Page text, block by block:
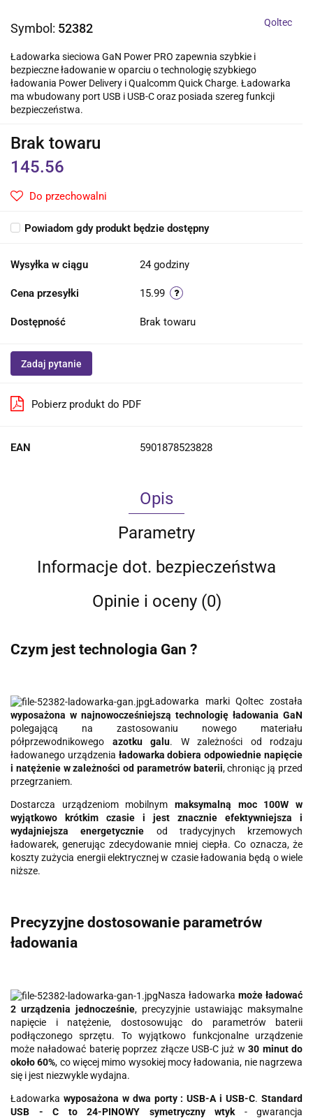
Symbol: 52382 Qoltec
Ładowarka sieciowa GaN Power PRO zapewnia szybkie i
bezpieczne ładowanie w oparciu o technologię szybkiego
ładowania Power Delivery i Qualcomm Quick Charge. Ładowarka
ma wbudowany port USB i USB-C oraz posiada szereg funkcji
bezpieczeństwa.
Brak towaru
145.56
Do przechowalni
Powiadom gdy produkt będzie dostępny
Wysyłka w ciągu 24 godziny
Cena przesyłki 15.99
Dostępność Brak towaru
Zadaj pytanie
Pobierz produkt do PDF
EAN 5901878523828
Opis
Parametry
Informacje dot. bezpieczeństwa
Opinie i oceny (0)
Czym jest technologia Gan ?
Ładowarka marki Qoltec została
wyposażona w najnowocześniejszą technologię ładowania GaN
polegającą na zastosowaniu nowego materiału
półprzewodnikowego azotku galu. W zależności od rodzaju
ładowanego urządzenia ładowarka dobiera odpowiednie napięcie
i natężenie w zależności od parametrów baterii, chroniąc ją przed
przegrzaniem.
Dostarcza urządzeniom mobilnym maksymalną moc 100W w
wyjątkowo krótkim czasie i jest znacznie efektywniejsza i
wydajniejsza energetycznie od tradycyjnych krzemowych
ładowarek, generując zdecydowanie mniej ciepła. Co oznacza, że
koszty zużycia energii elektrycznej w czasie ładowania będą o wiele
niższe.
Precyzyjne dostosowanie parametrów
ładowania
Nasza ładowarka może ładować
2 urządzenia jednocześnie, precyzyjnie ustawiając maksymalne
napięcie i natężenie, dostosowując do parametrów baterii
podłączonego sprzętu. To wyjątkowo funkcjonalne urządzenie
może naładować baterię poprzez złącze USB-C już w30 minut do
około 60%, co więcej mimo wysokiej mocy ładowania, nie nagrzewa
się i jest niezwykle wydajna.
Ładowarka wyposażona w dwa porty : USB-A i USB-C.Standard
USB - C to 24-PINOWY symetryczny wtyk - gwarancja